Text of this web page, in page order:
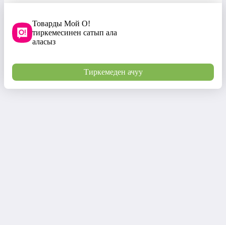
Товарды Мой О!
тиркемесинен сатып ала
аласыз
Тиркемеден ачуу